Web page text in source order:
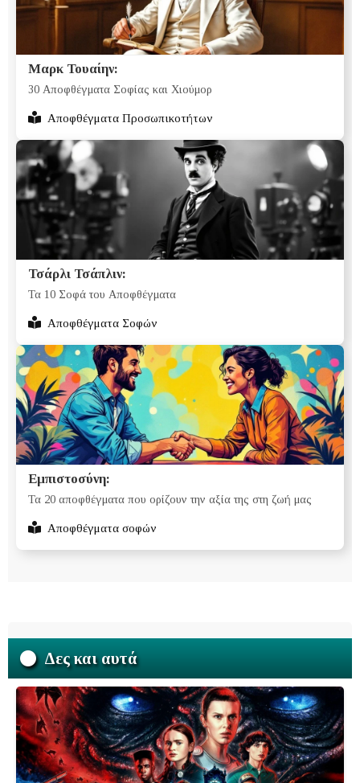
Μαρκ Τουαίην:
30 Αποφθέγματα Σοφίας και Χιούμορ
Αποφθέγματα Προσωπικοτήτων
Τσάρλι Τσάπλιν:
Τα 10 Σοφά του Αποφθέγματα
Αποφθέγματα Σοφών
Εμπιστοσύνη:
Τα 20 αποφθέγματα που ορίζουν την αξία της στη ζωή μας
Αποφθέγματα σοφών
Δες και αυτά